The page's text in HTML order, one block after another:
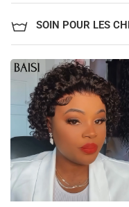
SOIN POUR LES